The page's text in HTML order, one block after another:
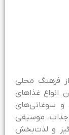
محلی
غذاهای
موسیقی
و لذت‌بخش